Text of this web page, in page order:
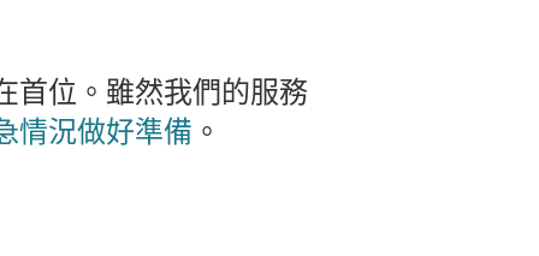
首位。雖然我們的服務
情況做好準備 。